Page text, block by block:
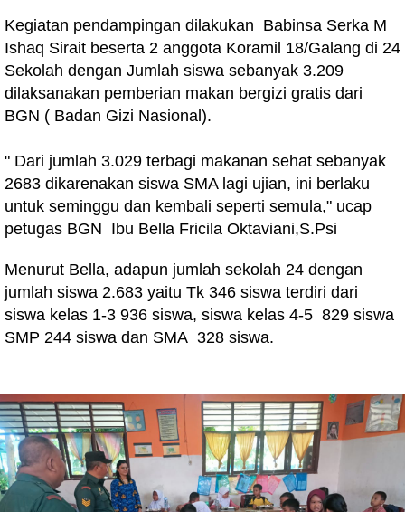
Kegiatan pendampingan dilakukan Babinsa Serka M
Ishaq Sirait beserta 2 anggota Koramil 18/Galang di 24
Sekolah dengan Jumlah siswa sebanyak 3.209
dilaksanakan pemberian makan bergizi gratis dari
BGN ( Badan Gizi Nasional).
" Dari jumlah 3.029 terbagi makanan sehat sebanyak
2683 dikarenakan siswa SMA lagi ujian, ini berlaku
untuk seminggu dan kembali seperti semula," ucap
petugas BGN Ibu Bella Fricila Oktaviani,S.Psi
Menurut Bella, adapun jumlah sekolah 24 dengan
jumlah siswa 2.683 yaitu Tk 346 siswa terdiri dari
siswa kelas 1-3 936 siswa, siswa kelas 4-5 829 siswa
SMP 244 siswa dan SMA 328 siswa.